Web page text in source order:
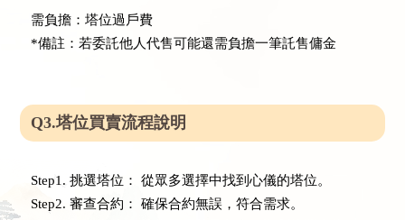
需負擔：塔位過戶費
*備註：若委託他人代售可能還需負擔一筆託售傭金
Q3.塔位買賣流程說明
Step1. 挑選塔位： 從眾多選擇中找到心儀的塔位。
Step2. 審查合約： 確保合約無誤，符合需求。